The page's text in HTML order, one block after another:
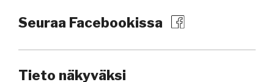
Seuraa Facebookissa
Tieto näkyväksi